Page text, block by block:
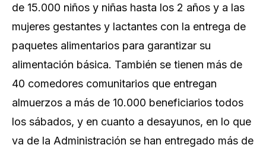
de 15.000 niños y niñas hasta los 2 años y a las
mujeres gestantes y lactantes con la entrega de
paquetes alimentarios para garantizar su
alimentación básica. También se tienen más de
40 comedores comunitarios que entregan
almuerzos a más de 10.000 beneficiarios todos
los sábados, y en cuanto a desayunos, en lo que
va de la Administración se han entregado más de